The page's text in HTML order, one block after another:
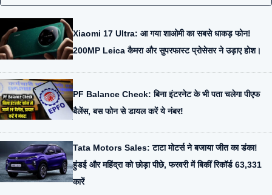
Xiaomi 17 Ultra: आ गया शाओमी का सबसे धाकड़ फोन!
200MP Leica कैमरा और सुपरफास्ट प्रोसेसर ने उड़ाए होश।
PF Balance Check: बिना इंटरनेट के भी पता चलेगा पीएफ
बैलेंस, बस फोन से डायल करें ये नंबर!
Tata Motors Sales: टाटा मोटर्स ने बजाया जीत का डंका!
हुंडई और महिंद्रा को छोड़ा पीछे, फरवरी में बिकीं रिकॉर्ड 63,331
कारें